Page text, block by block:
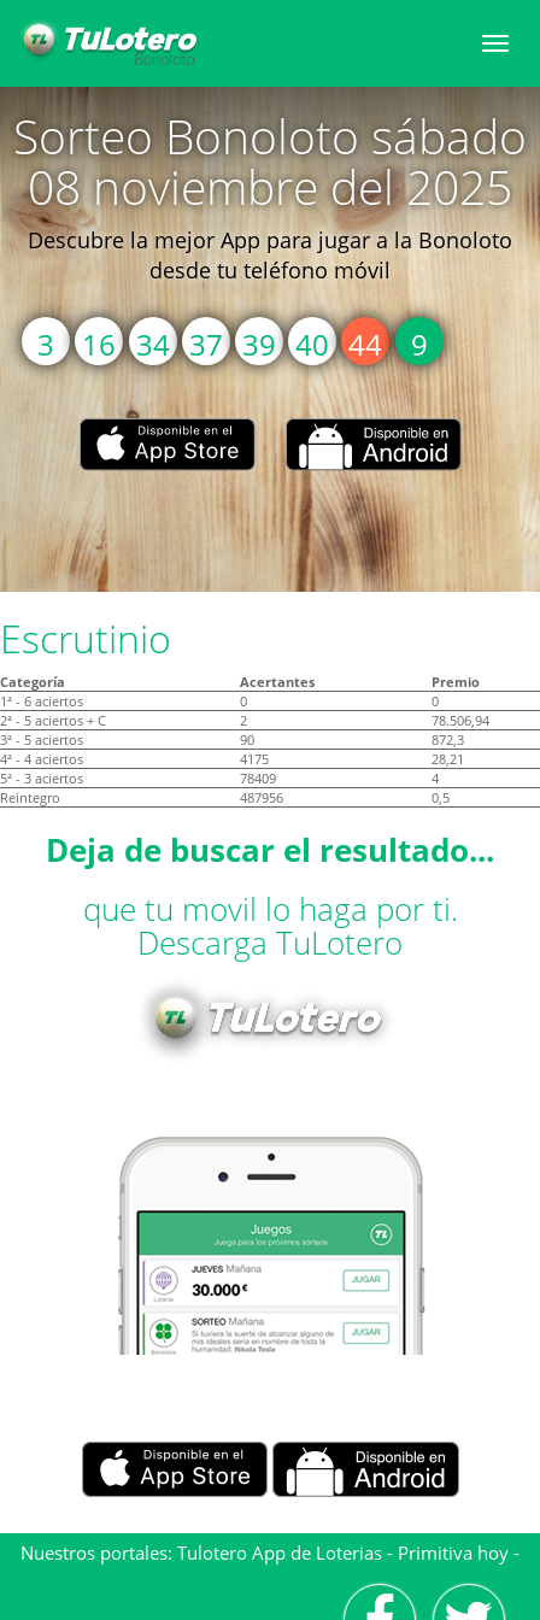
Sorteo Bonoloto sábado
08 noviembre del 2025
Descubre la mejor App para jugar a la Bonoloto
desde tu teléfono móvil
3 16 34 37 39 40 44 9
Escrutinio
Categoría Acertantes
Premio
1ª - 6 aciertos
0
0
2ª - 5 aciertos + C
2
78.506,94
3ª - 5 aciertos
90
872,3
4ª - 4 aciertos
4175
28,21
5ª - 3 aciertos
78409
4
Reintegro
487956 0,5
Deja de buscar el resultado...
que tu movil lo haga por ti.
Descarga TuLotero
Nuestros portales: Tulotero App de Loterias - Primitiva hoy -